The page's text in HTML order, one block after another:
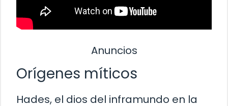
Anuncios
Orígenes míticos
Hades, el dios del inframundo en la